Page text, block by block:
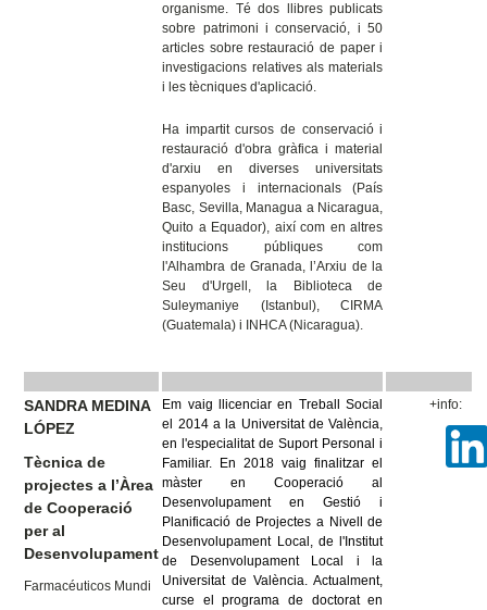
organisme. Té dos llibres publicats
sobre patrimoni i conservació, i 50
articles sobre restauració de paper i
investigacions relatives als materials
i les tècniques d'aplicació.
Ha impartit cursos de conservació i
restauració d'obra gràfica i material
d'arxiu en diverses universitats
espanyoles i internacionals (País
Basc, Sevilla, Managua a Nicaragua,
Quito a Equador), així com en altres
institucions públiques com
l'Alhambra de Granada, l’Arxiu de la
Seu d'Urgell, la Biblioteca de
Suleymaniye (Istanbul), CIRMA
(Guatemala) i INHCA (Nicaragua).
SANDRA MEDINA
LÓPEZ
Tècnica de
projectes a l’Àrea
de Cooperació
per al
Desenvolupament
Farmacéuticos Mundi
Em vaig llicenciar en Treball Social
el 2014 a la Universitat de València,
en l'especialitat de Suport Personal i
Familiar. En 2018 vaig finalitzar el
màster en Cooperació al
Desenvolupament en Gestió i
Planificació de Projectes a Nivell de
Desenvolupament Local, de l'Institut
de Desenvolupament Local i la
Universitat de València. Actualment,
curse el programa de doctorat en
+info: